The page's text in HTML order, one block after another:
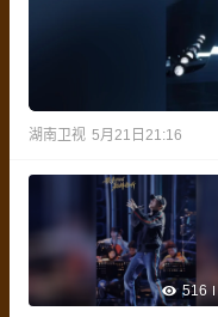
湖南卫视 5月21日21:16
516